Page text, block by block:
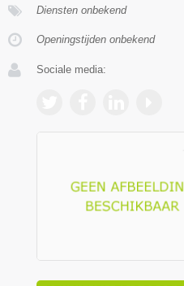
Diensten onbekend
Openingstijden onbekend
Sociale media: